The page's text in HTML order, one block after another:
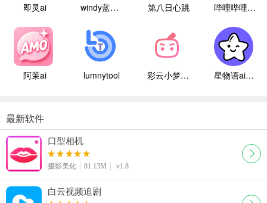
即灵ai windy蓝色气象 第八日心跳 哔哩哔哩白色版
阿茉ai lumnytool 彩云小梦国际版 星物语ai聊天
最新软件
口型相机
摄影美化 81.13M v1.8
白云视频追剧